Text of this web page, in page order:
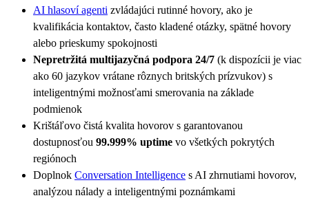
AI hlasoví agenti zvládajúci rutinné hovory, ako je
kvalifikácia kontaktov, často kladené otázky, spätné hovory
alebo prieskumy spokojnosti
Nepretržitá multijazyčná podpora 24/7 (k dispozícii je viac
ako 60 jazykov vrátane rôznych britských prízvukov) s
inteligentnými možnosťami smerovania na základe
podmienok
Krištáľovo čistá kvalita hovorov s garantovanou
dostupnosťou 99.999% uptime vo všetkých pokrytých
regiónoch
Doplnok Conversation Intelligence s AI zhrnutiami hovorov,
analýzou nálady a inteligentnými poznámkami